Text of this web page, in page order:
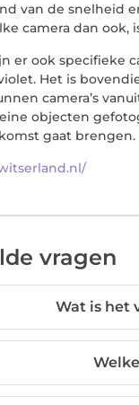
van de snelheid
camera dan
er ook specifieke
Het is
camera’s
objecten
gaat brengen.
vragen
Wat is het